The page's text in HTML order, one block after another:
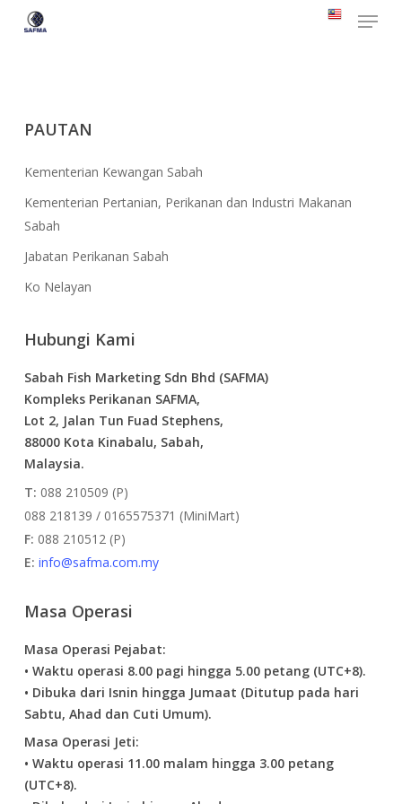
Menu
PAUTAN
Kementerian Kewangan Sabah
Kementerian Pertanian, Perikanan dan Industri Makanan
Sabah
Jabatan Perikanan Sabah
Ko Nelayan
Hubungi Kami
Sabah Fish Marketing Sdn Bhd (SAFMA)
Kompleks Perikanan SAFMA,
Lot 2, Jalan Tun Fuad Stephens,
88000 Kota Kinabalu, Sabah,
Malaysia.
T: 088 210509 (P)
088 218139 / 0165575371 (MiniMart)
F: 088 210512 (P)
E: info@safma.com.my
Masa Operasi
Masa Operasi Pejabat:
• Waktu operasi 8.00 pagi hingga 5.00 petang (UTC+8).
• Dibuka dari Isnin hingga Jumaat (Ditutup pada hari
Sabtu, Ahad dan Cuti Umum).
Masa Operasi Jeti:
• Waktu operasi 11.00 malam hingga 3.00 petang
(UTC+8).